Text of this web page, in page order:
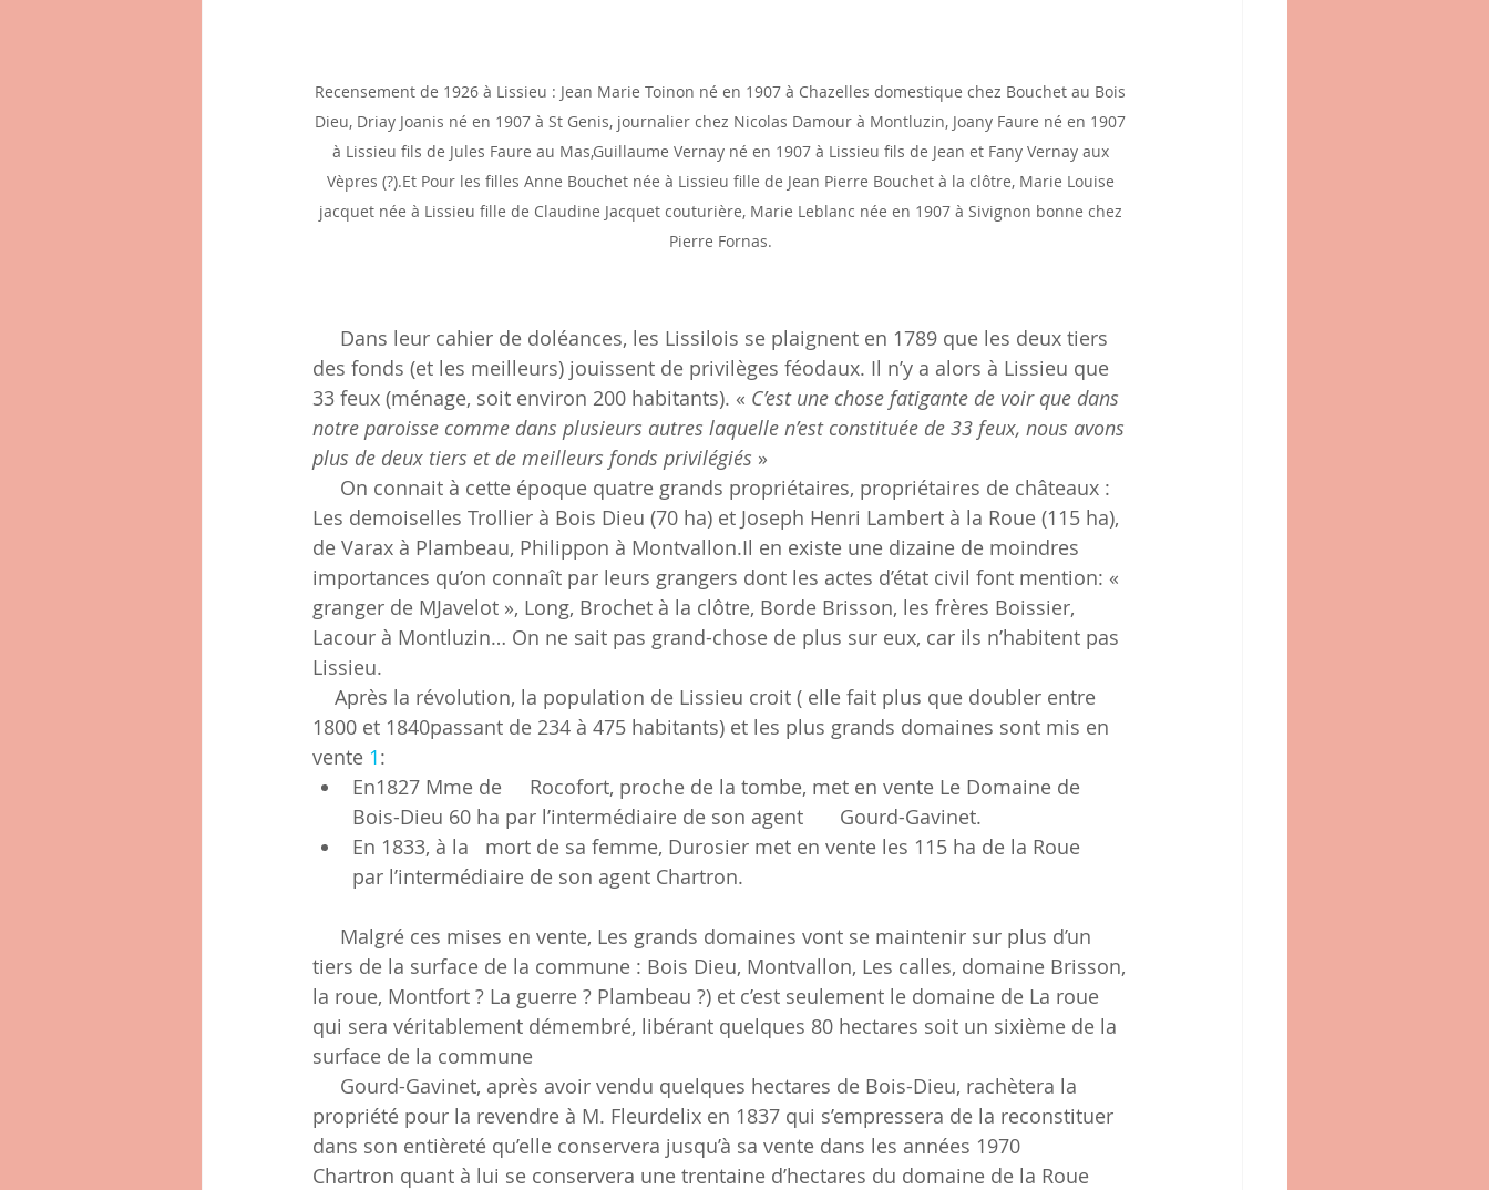
Recensement de 1926 à Lissieu : Jean Marie Toinon né en 1907 à Chazelles domestique chez Bouchet au Bois
Dieu, Driay Joanis né en 1907 à St Genis, journalier chez Nicolas Damour à Montluzin, Joany Faure né en 1907
à Lissieu fils de Jules Faure au Mas,Guillaume Vernay né en 1907 à Lissieu fils de Jean et Fany Vernay aux
Vèpres (?).Et Pour les filles Anne Bouchet née à Lissieu fille de Jean Pierre Bouchet à la clôtre, Marie Louise
jacquet née à Lissieu fille de Claudine Jacquet couturière, Marie Leblanc née en 1907 à Sivignon bonne chez
Pierre Fornas.
des fonds (et les meilleurs) jouissent de privilèges féodaux. Il n’y a alors à Lissieu que
33 feux (ménage, soit environ 200 habitants). « C’est une chose fatigante de voir que dans
notre paroisse comme dans plusieurs autres laquelle n’est constituée de 33 feux, nous avons
plus de deux tiers et de meilleurs fonds privilégiés »
Les demoiselles Trollier à Bois Dieu (70 ha) et Joseph Henri Lambert à la Roue (115 ha),
de Varax à Plambeau, Philippon à Montvallon.Il en existe une dizaine de moindres
importances qu’on connaît par leurs grangers dont les actes d’état civil font mention: «
granger de MJavelot », Long, Brochet à la clôtre, Borde Brisson, les frères Boissier,
Lacour à Montluzin… On ne sait pas grand-chose de plus sur eux, car ils n’habitent pas
Lissieu.
1800 et 1840passant de 234 à 475 habitants) et les plus grands domaines sont mis en
vente 1:
En1827 Mme de 	Rocofort, proche de la tombe, met en vente Le Domaine de
Bois-Dieu 60 ha par l’intermédiaire de son agent 	Gourd-Gavinet.
En 1833, à la 	mort de sa femme, Durosier met en vente les 115 ha de la Roue
tiers de la surface de la commune : Bois Dieu, Montvallon, Les calles, domaine Brisson,
la roue, Montfort ? La guerre ? Plambeau ?) et c’est seulement le domaine de La roue
qui sera véritablement démembré, libérant quelques 80 hectares soit un sixième de la
surface de la commune
propriété pour la revendre à M. Fleurdelix en 1837 qui s’empressera de la reconstituer
dans son entièreté qu’elle conservera jusqu’à sa vente dans les années 1970
Chartron quant à lui se conservera une trentaine d’hectares du domaine de la Roue